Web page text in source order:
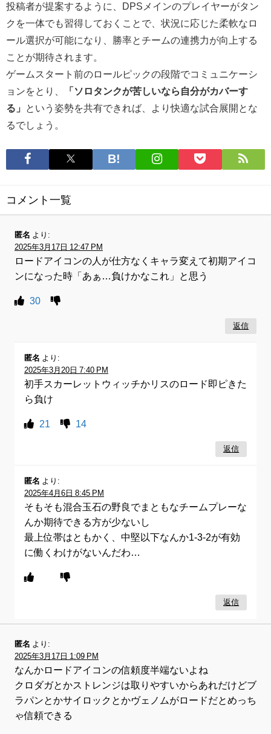
投稿者が提案するように、DPSメインのプレイヤーがタン
クを一体でも習得しておくことで、状況に応じた柔軟なロ
ール選択が可能になり、勝率とチームの連携力が向上する
ことが期待されます。
ゲームスタート前のロールピックの段階でコミュニケーシ
ョンをとり、
「ソロタンクが苦しいなら自分がカバーす
る」
という姿勢を共有できれば、より快適な試合展開とな
るでしょう。
コメント一覧
匿名 より:
2025年3月17日 12:47 PM
ロードアイコンの人が仕方なくキャラ変えて初期アイコ
ンになった時「あぁ…負けかなこれ」と思う
30
返信
匿名 より:
2025年3月20日 7:40 PM
初手スカーレットウィッチかリスのロード即ピきた
ら負け
21 14
返信
匿名 より:
2025年4月6日 8:45 PM
そもそも混合玉石の野良でまともなチームプレーな
んか期待できる方が少ないし
最上位帯はともかく、中堅以下なんか1-3-2が有効
に働くわけがないんだわ…
返信
匿名 より:
2025年3月17日 1:09 PM
なんかロードアイコンの信頼度半端ないよね
クロダガとかストレンジは取りやすいからあれだけどブ
ラパンとかサイロックとかヴェノムがロードだとめっち
ゃ信頼できる